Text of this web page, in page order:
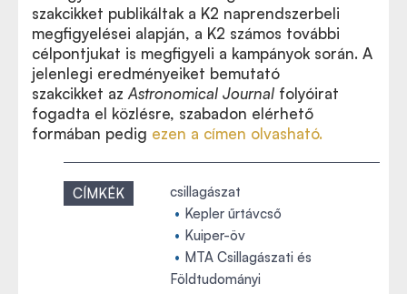
szakcikket publikáltak a K2 naprendszerbeli
megfigyelései alapján, a K2 számos további
célpontjukat is megfigyeli a kampányok során. A
jelenlegi eredményeiket bemutató
Ide kattintva letöltheti az eredeti publikációt.
szakcikket az Astronomical Journal folyóirat
fogadta el közlésre, szabadon elérhető
formában pedig ezen a címen olvasható.
CÍMKÉK
csillagászat
Kepler űrtávcső
Kuiper-öv
MTA Csillagászati és
Földtudományi